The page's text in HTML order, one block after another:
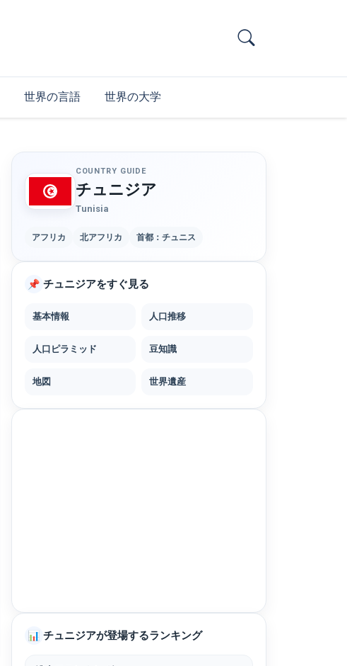
世界の言語 世界の大学
COUNTRY GUIDE
チュニジア
Tunisia
アフリカ 北アフリカ 首都：チュニス
📌 チュニジアをすぐ見る
基本情報 人口推移
人口ピラミッド 豆知識
地図 世界遺産
📊 チュニジアが登場するランキング